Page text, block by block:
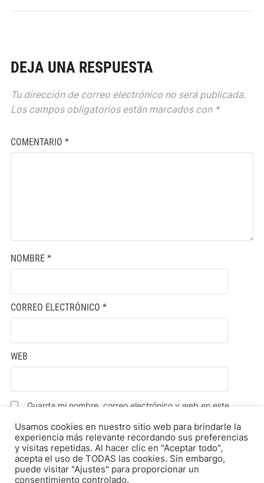
DEJA UNA RESPUESTA
Tu dirección de correo electrónico no será publicada.
Los campos obligatorios están marcados con *
COMENTARIO *
NOMBRE *
CORREO ELECTRÓNICO *
WEB
Guarda mi nombre, correo electrónico y web en este
Usamos cookies en nuestro sitio web para brindarle la
experiencia más relevante recordando sus preferencias
y visitas repetidas. Al hacer clic en "Aceptar todo",
acepta el uso de TODAS las cookies. Sin embargo,
puede visitar "Ajustes" para proporcionar un
consentimiento controlado.